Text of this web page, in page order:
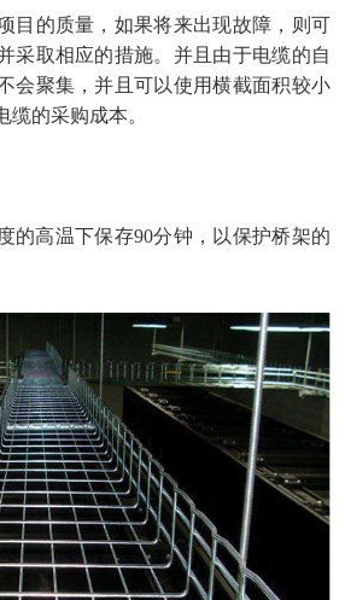
目的质量，如果将来出现故障，则可
采取相应的措施。并且由于电缆的自
会聚集，并且可以使用横截面积较小
缆的采购成本。
的高温下保存90分钟，以保护桥架的